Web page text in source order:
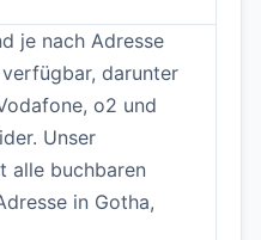
je nach Adresse
darunter
o2 und
Unser
alle buchbaren
in Gotha,